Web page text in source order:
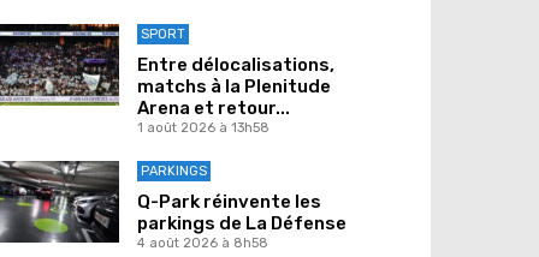
SPORT
Entre délocalisations,
matchs à la Plenitude
Arena et retour...
1 août 2026 à 13h58
PARKINGS
Q-Park réinvente les
parkings de La Défense
4 août 2026 à 8h58